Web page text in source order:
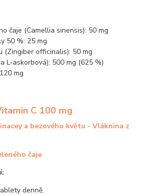
čaje (Camellia sinensis): 50 mg
50 %: 25 mg
(Zingiber officinalis): 50 mg
L-askorbová): 500 mg (625 %)
mg
C 100 mg
a bezového květu - Vláknina z
čaje
denně.